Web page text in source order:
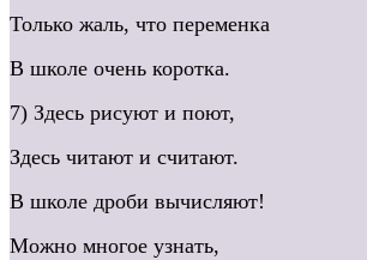
Только жаль, что переменка
В школе очень коротка.
7) Здесь рисуют и поют,
Здесь читают и считают.
В школе дроби вычисляют!
Можно многое узнать,